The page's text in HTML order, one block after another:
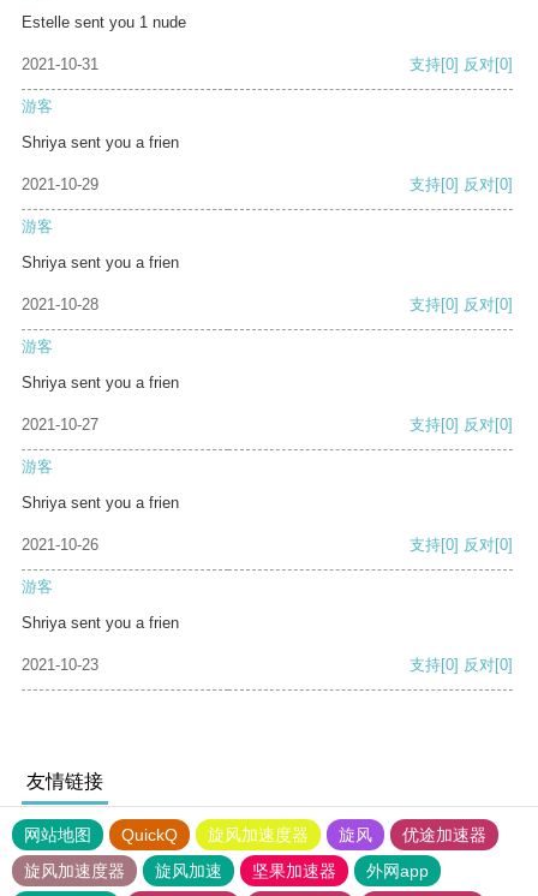
Estelle sent you 1 nude
2021-10-31 支持[0] 反对[0]
游客
Shriya sent you a frien
2021-10-29 支持[0] 反对[0]
游客
Shriya sent you a frien
2021-10-28 支持[0] 反对[0]
游客
Shriya sent you a frien
2021-10-27 支持[0] 反对[0]
游客
Shriya sent you a frien
2021-10-26 支持[0] 反对[0]
游客
Shriya sent you a frien
2021-10-23 支持[0] 反对[0]
友情链接
网站地图 QuickQ 旋风加速度器 旋风
优途加速器
旋风加速度器
旋风加速 坚果加速器 外网app